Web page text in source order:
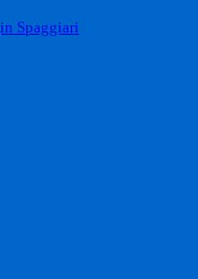
Spaggiari